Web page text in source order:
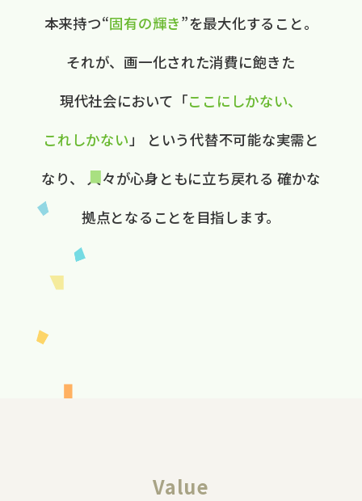
本来持つ“固有の​輝き”を​最大化する​こと。
それが、​画一化された​消費に​飽きた​
現代社会に​おいて ​「ここに​しかない、​
これしかない 」
と​いう​代替不可能な​実需と​
なり、
人々が​心身ともに​立ち戻れる 確かな​
拠点と​なる​ことを​目指します。​
Value